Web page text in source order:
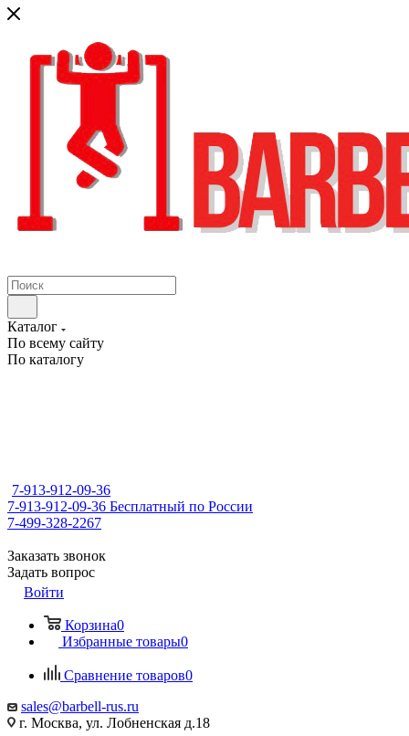
Каталог
По всему сайту
По каталогу
7-913-912-09-36
7-913-912-09-36 Бесплатный по России
7-499-328-2267
Заказать звонок
Задать вопрос
Войти
Корзина0
Избранные товары0
Сравнение товаров0
sales@barbell-rus.ru
г. Москва, ул. Лобненская д.18